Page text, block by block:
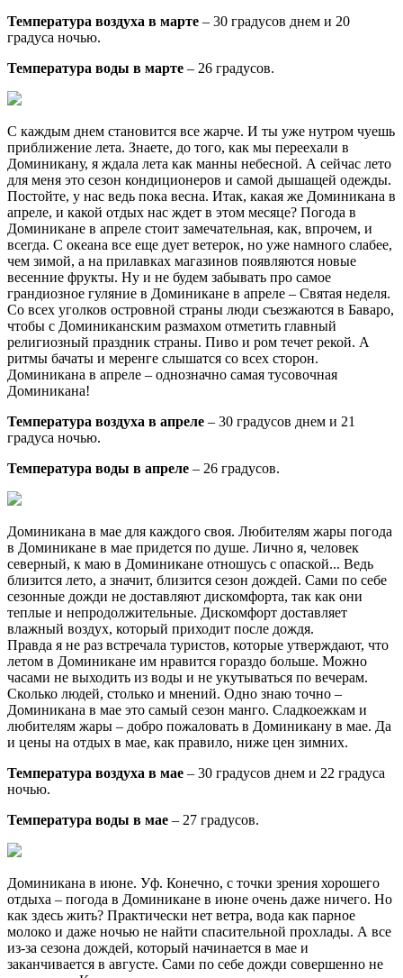
Температура воздуха в марте – 30 градусов днем и 20
градуса ночью.
Температура воды в марте – 26 градусов.
С каждым днем становится все жарче. И ты уже нутром чуешь
приближение лета. Знаете, до того, как мы переехали в
Доминикану, я ждала лета как манны небесной. А сейчас лето
для меня это сезон кондиционеров и самой дышащей одежды.
Постойте, у нас ведь пока весна. Итак, какая же Доминикана в
апреле, и какой отдых нас ждет в этом месяце? Погода в
Доминикане в апреле стоит замечательная, как, впрочем, и
всегда. С океана все еще дует ветерок, но уже намного слабее,
чем зимой, а на прилавках магазинов появляются новые
весенние фрукты. Ну и не будем забывать про самое
грандиозное гуляние в Доминикане в апреле – Святая неделя.
Со всех уголков островной страны люди съезжаются в Баваро,
чтобы с Доминиканским размахом отметить главный
религиозный праздник страны. Пиво и ром течет рекой. А
ритмы бачаты и меренге слышатся со всех сторон.
Доминикана в апреле – однозначно самая тусовочная
Доминикана!
Температура воздуха в апреле – 30 градусов днем и 21
градуса ночью.
Температура воды в апреле – 26 градусов.
Доминикана в мае для каждого своя. Любителям жары погода
в Доминикане в мае придется по душе. Лично я, человек
северный, к маю в Доминикане отношусь с опаской... Ведь
близится лето, а значит, близится сезон дождей. Сами по себе
сезонные дожди не доставляют дискомфорта, так как они
теплые и непродолжительные. Дискомфорт доставляет
влажный воздух, который приходит после дождя.
Правда я не раз встречала туристов, которые утверждают, что
летом в Доминикане им нравится гораздо больше. Можно
часами не выходить из воды и не укутываться по вечерам.
Сколько людей, столько и мнений. Одно знаю точно –
Доминикана в мае это самый сезон манго. Сладкоежкам и
любителям жары – добро пожаловать в Доминикану в мае. Да
и цены на отдых в мае, как правило, ниже цен зимних.
Температура воздуха в мае – 30 градусов днем и 22 градуса
ночью.
Температура воды в мае – 27 градусов.
Доминикана в июне. Уф. Конечно, с точки зрения хорошего
отдыха – погода в Доминикане в июне очень даже ничего. Но
как здесь жить? Практически нет ветра, вода как парное
молоко и даже ночью не найти спасительной прохлады. А все
из-за сезона дождей, который начинается в мае и
заканчивается в августе. Сами по себе дожди совершенно не